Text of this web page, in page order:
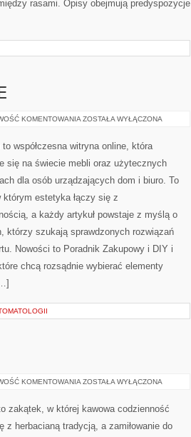
rasami. Opisy obejmują predyspozycje
KOMENTOWANIA TRENDY
ZOSTAŁA WYŁĄCZONA
to współczesna witryna online, która
się na świecie mebli oraz użytecznych
dla osób urządzających dom i biuro. To
którym estetyka łączy się z
a każdy artykuł powstaje z myślą o
którzy szukają sprawdzonych rozwiązań
Nowości to Poradnik Zakupowy i DIY i
chcą rozsądnie wybierać elementy
KOMENTOWANIA PRZEPISY
ZOSTAŁA WYŁĄCZONA
zakątek, w której kawowa codzienność
z herbacianą tradycją, a zamiłowanie do